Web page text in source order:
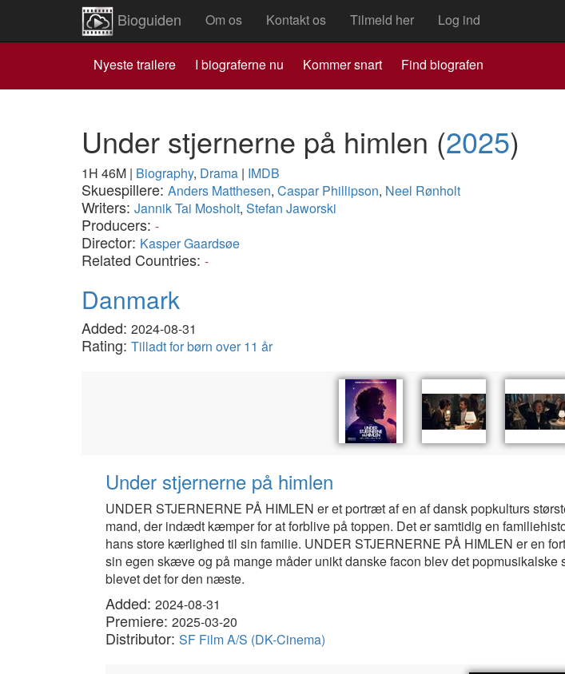
Bioguiden Om os Kontakt os Tilmeld her Log ind
Nyeste trailere I biograferne nu Kommer snart Find biografen
Under stjernerne på himlen (2025)
1H 46M | Biography, Drama | IMDB
Skuespillere: Anders Matthesen, Caspar Phillipson, Neel Rønholt
Writers: Jannik Tai Mosholt, Stefan Jaworski
Producers: -
Director: Kasper Gaardsøe
Related Countries: -
Danmark
Added: 2024-08-31
Rating: Tilladt for børn over 11 år
Under stjernerne på himlen
UNDER STJERNERNE PÅ HIMLEN er et portræt af en af dansk popkulturs
mand, der indædt kæmper for at forblive på toppen. Det er samtidig en
hans store kærlighed til sin familie. UNDER STJERNERNE PÅ HIMLEN er en
sin egen skæve og på mange måder unikt danske facon blev det
blevet det for den næste.
Added: 2024-08-31
Premiere: 2025-03-20
Distributor: SF Film A/S (DK-Cinema)